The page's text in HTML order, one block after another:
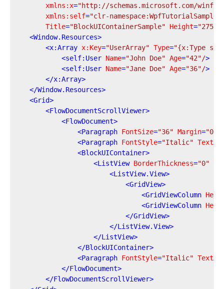
xmlns:x="http://schemas.microsoft.com/winfx/
xmlns:self="clr-
Title="BlockUIContainerSample" Height="275"
<Window.Resources>
<x:Array x:Key="UserArray" Type="{x:Type
<self:User Name="John Doe" Age="42"/>
<self:User Name="Jane Doe" Age="36"/>
</x:Array>
</Window.Resources>
<Grid>
<FlowDocumentScrollViewer>
<FlowDocument>
<Paragraph FontSize="36" Margin="0"
<Paragraph FontStyle="Italic"
<BlockUIContainer>
<ListView BorderThickness="0"
<ListView.View>
<GridView>
<GridViewColumn
<GridViewColumn
</GridView>
</ListView.View>
</ListView>
</BlockUIContainer>
<Paragraph FontStyle="Italic"
</FlowDocument>
</FlowDocumentScrollViewer>